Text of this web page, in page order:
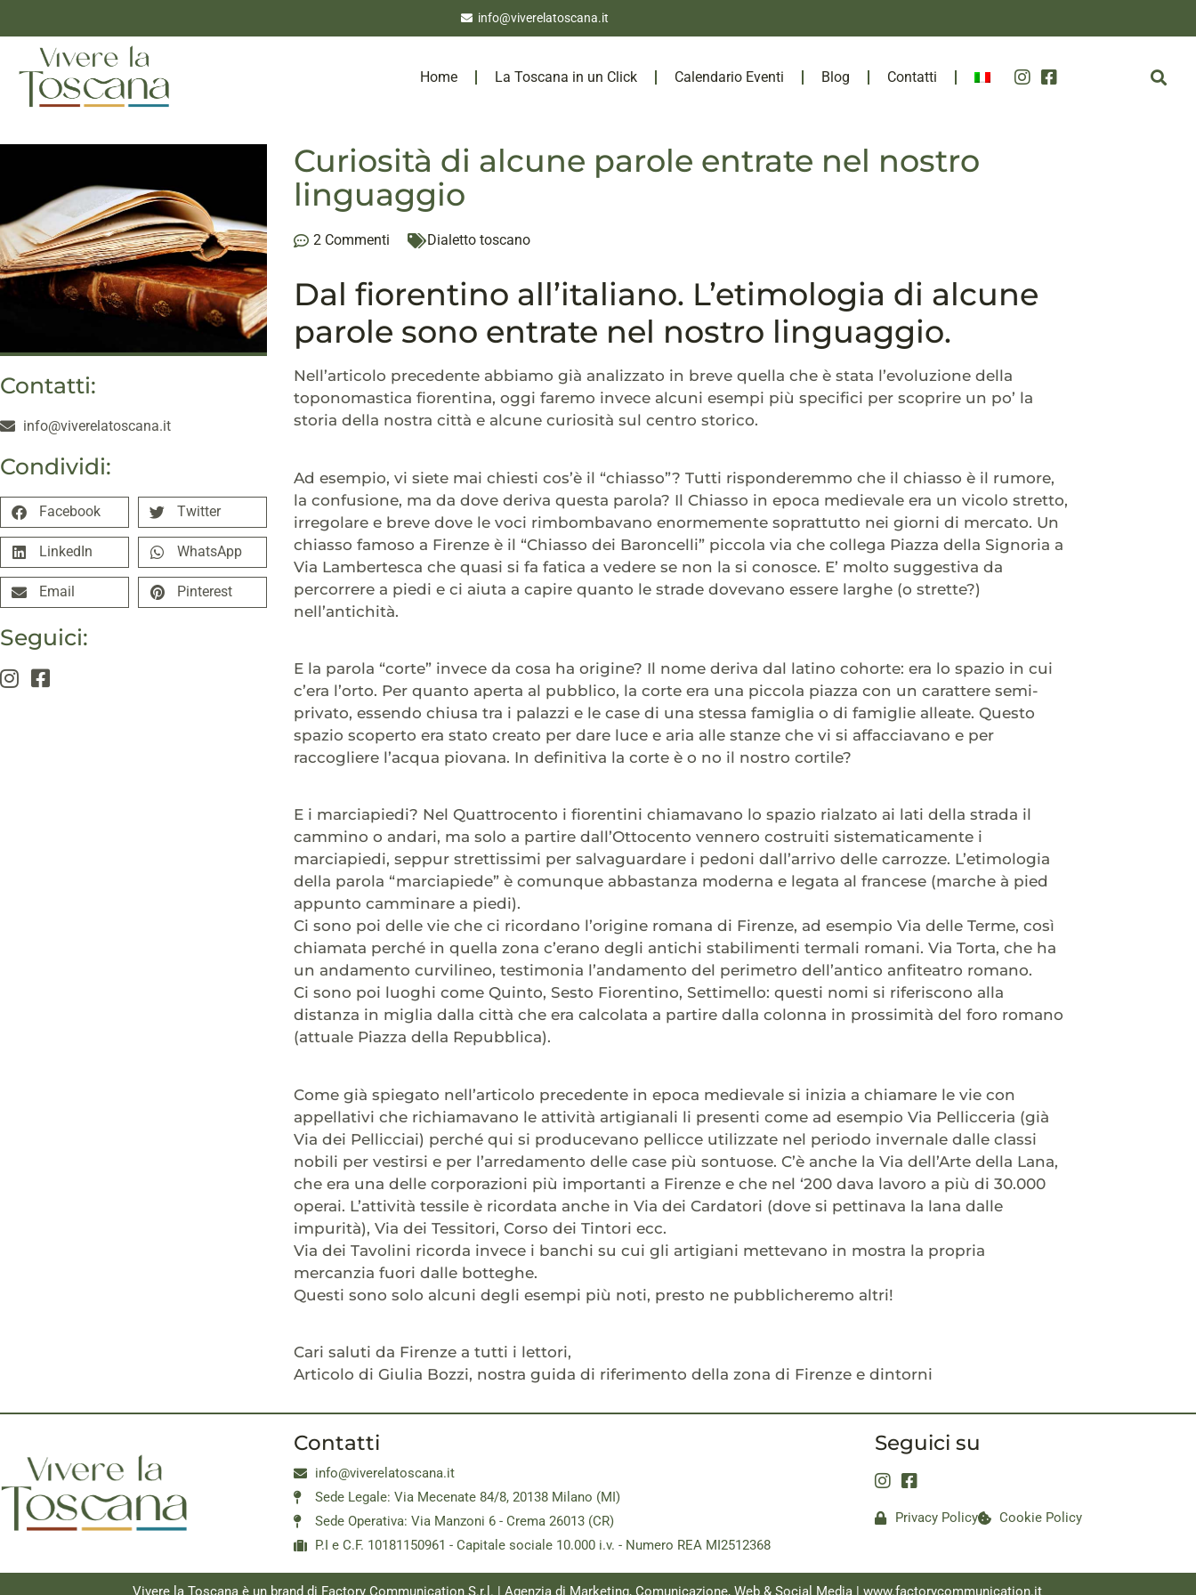
info@viverelatoscana.it
Home La Toscana in un Click Calendario Eventi Blog Contatti
Contatti:
info@viverelatoscana.it
Condividi:
Facebook Twitter
LinkedIn WhatsApp
Email Pinterest
Seguici:
Curiosità di alcune parole entrate nel nostro
linguaggio
2 Commenti Dialetto toscano
Dal fiorentino all’italiano. L’etimologia di alcune
parole sono entrate nel nostro linguaggio.
Nell’articolo precedente abbiamo già analizzato in breve quella che è stata l’evoluzione della
toponomastica fiorentina, oggi faremo invece alcuni esempi più specifici per scoprire un po’ la
storia della nostra città e alcune curiosità sul centro storico.
Ad esempio, vi siete mai chiesti cos’è il “chiasso”? Tutti risponderemmo che il chiasso è il rumore,
la confusione, ma da dove deriva questa parola? Il Chiasso in epoca medievale era un vicolo stretto,
irregolare e breve dove le voci rimbombavano enormemente soprattutto nei giorni di mercato. Un
chiasso famoso a Firenze è il “Chiasso dei Baroncelli” piccola via che collega Piazza della Signoria a
Via Lambertesca che quasi si fa fatica a vedere se non la si conosce. E’ molto suggestiva da
percorrere a piedi e ci aiuta a capire quanto le strade dovevano essere larghe (o strette?)
nell’antichità.
E la parola “corte” invece da cosa ha origine? Il nome deriva dal latino cohorte: era lo spazio in cui
c’era l’orto. Per quanto aperta al pubblico, la corte era una piccola piazza con un carattere semi-
privato, essendo chiusa tra i palazzi e le case di una stessa famiglia o di famiglie alleate. Questo
spazio scoperto era stato creato per dare luce e aria alle stanze che vi si affacciavano e per
raccogliere l’acqua piovana. In definitiva la corte è o no il nostro cortile?
E i marciapiedi? Nel Quattrocento i fiorentini chiamavano lo spazio rialzato ai lati della strada il
cammino o andari, ma solo a partire dall’Ottocento vennero costruiti sistematicamente i
marciapiedi, seppur strettissimi per salvaguardare i pedoni dall’arrivo delle carrozze. L’etimologia
della parola “marciapiede” è comunque abbastanza moderna e legata al francese (marche à pied
appunto camminare a piedi).
Ci sono poi delle vie che ci ricordano l’origine romana di Firenze, ad esempio Via delle Terme, così
chiamata perché in quella zona c’erano degli antichi stabilimenti termali romani. Via Torta, che ha
un andamento curvilineo, testimonia l’andamento del perimetro dell’antico anfiteatro romano.
Ci sono poi luoghi come Quinto, Sesto Fiorentino, Settimello: questi nomi si riferiscono alla
distanza in miglia dalla città che era calcolata a partire dalla colonna in prossimità del foro romano
(attuale Piazza della Repubblica).
Come già spiegato nell’articolo precedente in epoca medievale si inizia a chiamare le vie con
appellativi che richiamavano le attività artigianali li presenti come ad esempio Via Pellicceria (già
Via dei Pellicciai) perché qui si producevano pellicce utilizzate nel periodo invernale dalle classi
nobili per vestirsi e per l’arredamento delle case più sontuose. C’è anche la Via dell’Arte della Lana,
che era una delle corporazioni più importanti a Firenze e che nel ‘200 dava lavoro a più di 30.000
operai. L’attività tessile è ricordata anche in Via dei Cardatori (dove si pettinava la lana dalle
impurità), Via dei Tessitori, Corso dei Tintori ecc.
Via dei Tavolini ricorda invece i banchi su cui gli artigiani mettevano in mostra la propria
mercanzia fuori dalle botteghe.
Questi sono solo alcuni degli esempi più noti, presto ne pubblicheremo altri!
Cari saluti da Firenze a tutti i lettori,
Articolo di Giulia Bozzi, nostra guida di riferimento della zona di Firenze e dintorni
Contatti
info@viverelatoscana.it
Sede Legale: Via Mecenate 84/8, 20138 Milano (MI)
Sede Operativa: Via Manzoni 6 - Crema 26013 (CR)
P.I e C.F. 10181150961 - Capitale sociale 10.000 i.v. - Numero REA MI2512368
Seguici su
Privacy Policy Cookie Policy
Vivere la Toscana è un brand di Factory Communication S.r.l. | Agenzia di Marketing, Comunicazione, Web & Social Media | www.factorycommunication.it